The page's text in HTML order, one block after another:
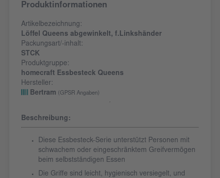
Produktinformationen
Artikelbezeichnung:
Löffel Queens abgewinkelt, f.Linkshänder
Packungsart/-inhalt:
STCK
Produktgruppe:
homecraft Essbesteck Queens
Hersteller:
Bertram
(GPSR Angaben)
Beschreibung:
Diese Essbesteck-Serie unterstützt Personen mit
schwachem oder eingeschränktem Greifvermögen
beim selbstständigen Essen
Die Griffe sind leicht, hygienisch versiegelt, und